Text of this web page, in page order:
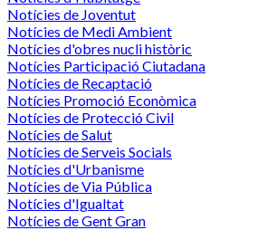
Notícies de Joventut
Notícies de Medi Ambient
Notícies d'obres nucli històric
Notícies Participació Ciutadana
Notícies de Recaptació
Notícies Promoció Econòmica
Notícies de Protecció Civil
Notícies de Salut
Notícies de Serveis Socials
Notícies d'Urbanisme
Notícies de Via Pública
Notícies d'Igualtat
Notícies de Gent Gran